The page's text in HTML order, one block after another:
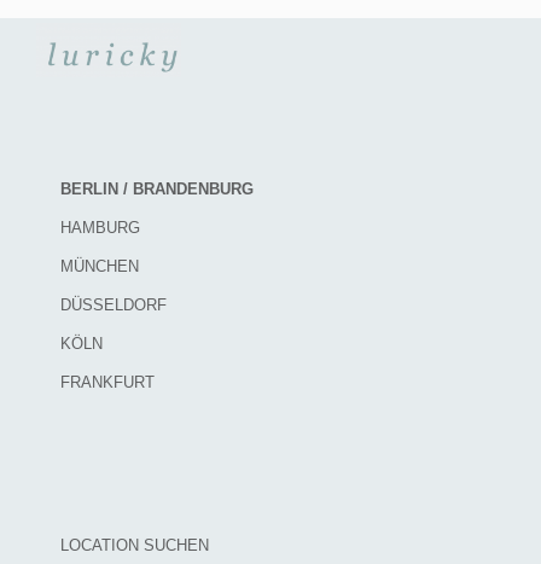
BERLIN / BRANDENBURG
HAMBURG
MÜNCHEN
DÜSSELDORF
KÖLN
FRANKFURT
LOCATION SUCHEN